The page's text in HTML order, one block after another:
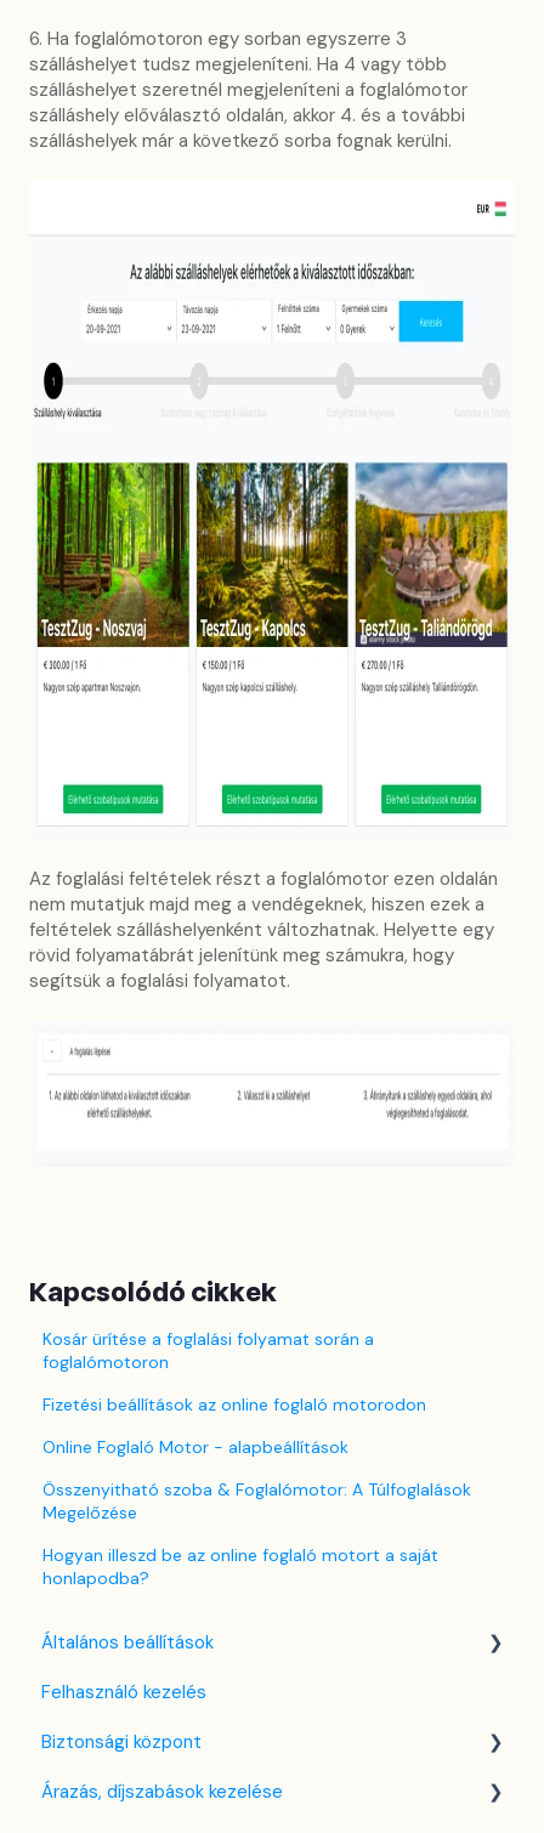
6. Ha foglalómotoron egy sorban egyszerre 3
szálláshelyet tudsz megjeleníteni. Ha 4 vagy több
szálláshelyet szeretnél megjeleníteni a foglalómotor
szálláshely előválasztó oldalán, akkor 4. és a további
szálláshelyek már a következő sorba fognak kerülni.
Az foglalási feltételek részt a foglalómotor ezen oldalán
nem mutatjuk majd meg a vendégeknek, hiszen ezek a
feltételek szálláshelyenként változhatnak. Helyette egy
rövid folyamatábrát jelenítünk meg számukra, hogy
segítsük a foglalási folyamatot.
Kapcsolódó cikkek
Kosár ürítése a foglalási folyamat során a
foglalómotoron
Fizetési beállítások az online foglaló motorodon
Online Foglaló Motor - alapbeállítások
Összenyitható szoba & Foglalómotor: A Túlfoglalások
Megelőzése
Hogyan illeszd be az online foglaló motort a saját
honlapodba?
Általános beállítások
Nyelv beállítások
Cég / Szálláshely beállítások
Adó beállítások
Felhasználó kezelés
Biztonsági központ
Kulcsfájl kezelés
Árazás, díjszabások kezelése